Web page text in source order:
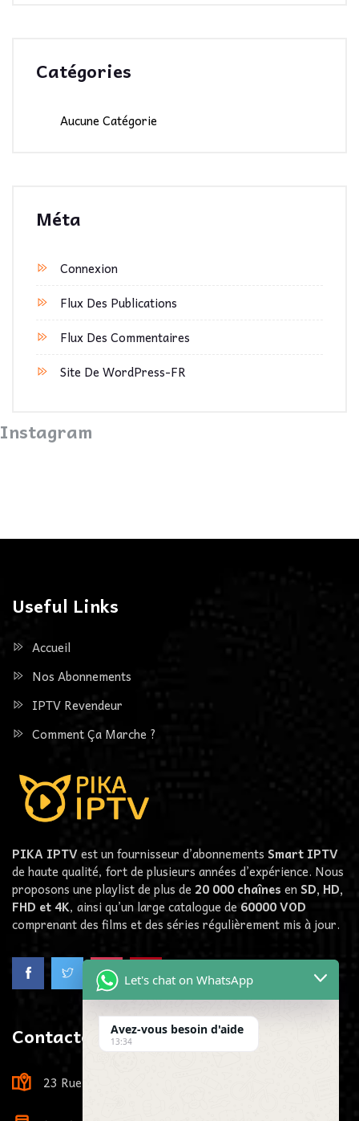
Catégories
Aucune Catégorie
Méta
Connexion
Flux Des Publications
Flux Des Commentaires
Site De WordPress-FR
Instagram
Useful Links
Accueil
Nos Abonnements
IPTV Revendeur
Comment Ça Marche ?
PIKA IPTVest un fournisseur d’abonnements Smart IPTV
de haute qualité, fort de plusieurs années d’expérience. Nous
proposons une playlist de plus de 20 000 chaînes en SD, HD,
FHD et 4K, ainsi qu’un large catalogue de 60000VOD
comprenant des films et des séries régulièrement mis à jour.
Contactez-Nous
23 Rue Louis Viardot, 21000 Dijon, France
Let's chat on WhatsApp
Avez-vous besoin d'aide
13:34